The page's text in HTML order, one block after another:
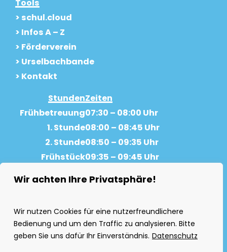
Wir achten Ihre Privatsphäre!
Wir nutzen Cookies für eine nutzerfreundlichere
Bedienung und um den Traffic zu analysieren. Bitte
geben Sie uns dafür Ihr Einverständnis. Datenschutz
Tools
> schul.cloud
> Infos A – Z
> Förderverein
> Urselbachbande
> Kontakt
Stunden
Frühbetreuung
1. Stunde
2. Stunde
Frühstück
3. Stunde
Pause
5. Stunde
Zeiten
07:30 – 08:00 Uhr
08:00 – 08:45 Uhr
08:50 – 09:35 Uhr
09:35 – 09:45 Uhr
10:05 – 10:50 Uhr
11:40 – 11:55 Uhr
11:55 – 12:40 Uhr